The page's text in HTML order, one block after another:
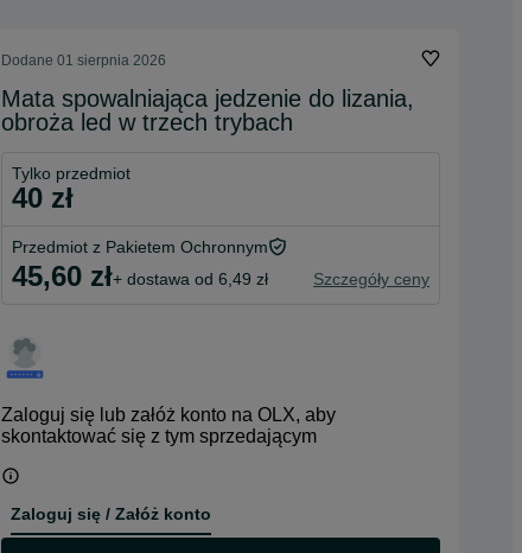
Dodane 01 sierpnia 2026
Mata spowalniająca jedzenie do lizania,
obroża led w trzech trybach
Tylko przedmiot
40 zł
Przedmiot z Pakietem Ochronnym
45,60 zł+ dostawa od 6,49 zł Szczegóły ceny
Zaloguj się lub załóż konto na OLX, aby
skontaktować się z tym sprzedającym
Zaloguj się / Załóż konto